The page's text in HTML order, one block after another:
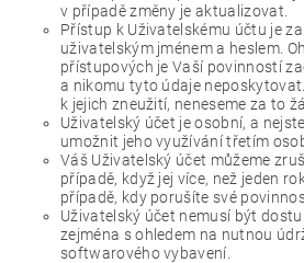
v případě změny je aktualizovat.
Přístup k Uživatelskému účtu je
uživatelským jménem a heslem.
přístupových je Vaší povinností
a nikomu tyto údaje
k jejich zneužití, neneseme za to
Uživatelský účet je osobní, a
umožnit jeho využívání třetím
Váš Uživatelský účet můžeme
případě, když jej více, než jeden
případě, kdy porušíte své
Uživatelský účet nemusí být
zejména s ohledem na nutnou
softwarového vybavení.